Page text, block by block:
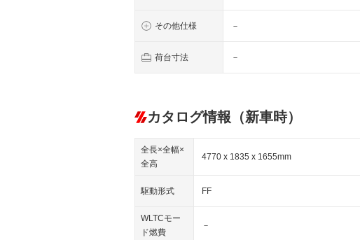
その他仕様 －
荷台寸法 －
カタログ情報（新車時）
全長×全幅×
全高
4770 x 1835 x 1655mm
駆動形式 FF
WLTCモー
ド燃費
－